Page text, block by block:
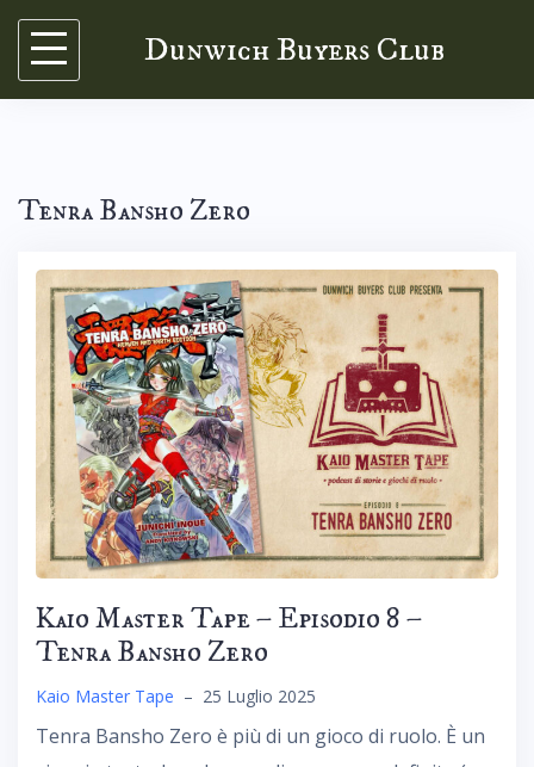
Skip
content
Dunwich Buyers Club
Tenra Bansho Zero
Kaio Master Tape – Episodio 8 –
Tenra Bansho Zero
Kaio Master Tape – 25 Luglio 2025
Tenra Bansho Zero è più di un gioco di ruolo. È un